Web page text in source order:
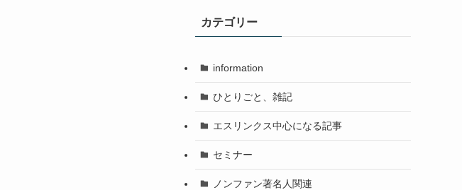
カテゴリー
information
ひとりごと、雑記
エスリンクス中心になる記事
セミナー
ノンファン著名人関連